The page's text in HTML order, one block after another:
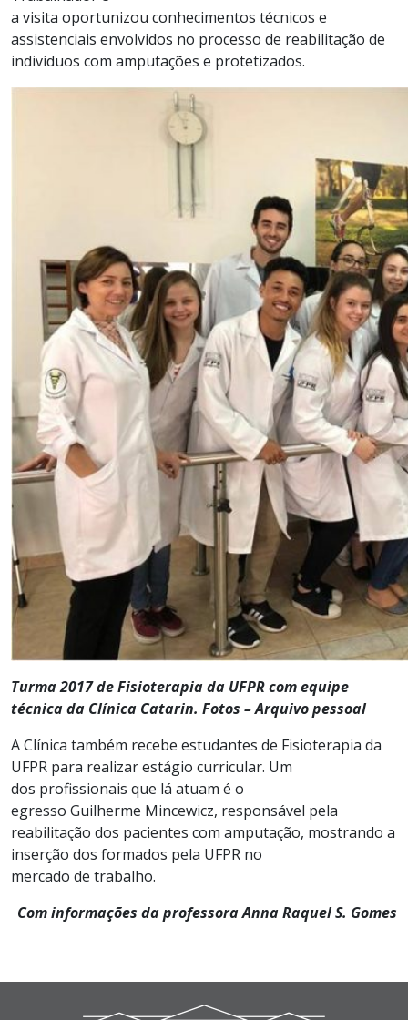
a visita oportunizou conhecimentos técnicos e
assistenciais envolvidos no processo de reabilitação de
indivíduos com amputações e protetizados.
Turma 2017 de Fisioterapia da UFPR com equipe
técnica da Clínica Catarin. Fotos – Arquivo pessoal
A Clínica também recebe estudantes de Fisioterapia da
UFPR para realizar estágio curricular. Um
dos profissionais que lá atuam é o
egresso Guilherme Mincewicz, responsável pela
reabilitação dos pacientes com amputação, mostrando a
inserção dos formados pela UFPR no
mercado de trabalho.
Com informações da professora Anna Raquel S. Gomes